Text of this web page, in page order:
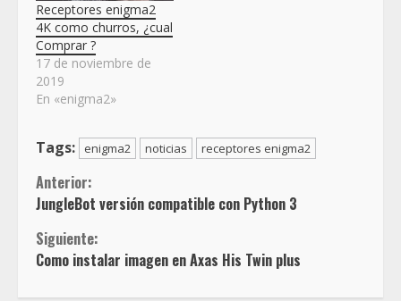
Receptores enigma2
4K como churros, ¿cual
Comprar ?
17 de noviembre de
2019
En «enigma2»
Tags: enigma2 noticias receptores enigma2
Anterior:
JungleBot versión compatible con Python 3
Siguiente:
Como instalar imagen en Axas His Twin plus